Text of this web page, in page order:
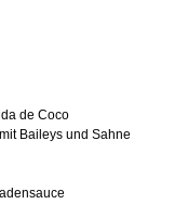
de Coco
Baileys und Sahne